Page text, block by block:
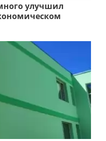
улучшил